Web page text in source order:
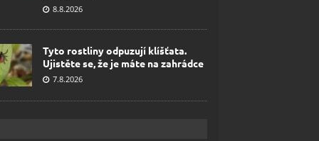
8.8.2026
Tyto rostliny odpuzují klíšťata.
Ujistěte se, že je máte na zahrádce
7.8.2026